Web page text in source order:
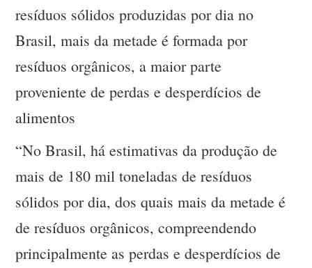
resíduos sólidos produzidas por dia no
Brasil, mais da metade é formada por
resíduos orgânicos, a maior parte
proveniente de perdas e desperdícios de
alimentos
“No Brasil, há estimativas da produção de
mais de 180 mil toneladas de resíduos
sólidos por dia, dos quais mais da metade é
de resíduos orgânicos, compreendendo
principalmente as perdas e desperdícios de